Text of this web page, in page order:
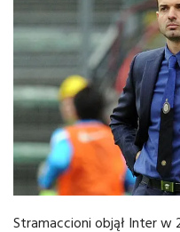
Stramaccioni objął Inter w